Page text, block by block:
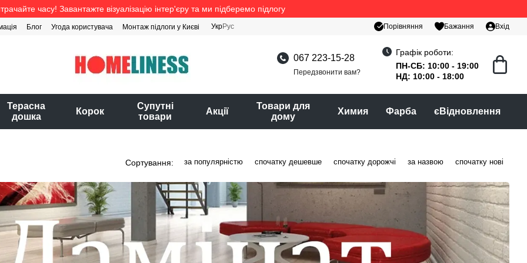
часу! Завантажте візуалізацію інтер'єру та ми підберемо підлогу
Блог Угода користувача Монтаж підлоги у Києві УкрРус Порівняння Бажання Вхід
067 223-15-28
Передзвонити вам?
Графік роботи:
ПН-СБ: 10:00 - 19:00
НД: 10:00 - 18:00
Терасна
дошка
Корок
Супутні
товари
Акції
Товари для
дому
Химия Фарба єВідновлення
Сортування: за популярністю спочатку дешевше спочатку дорожчі за назвою спочатку нові